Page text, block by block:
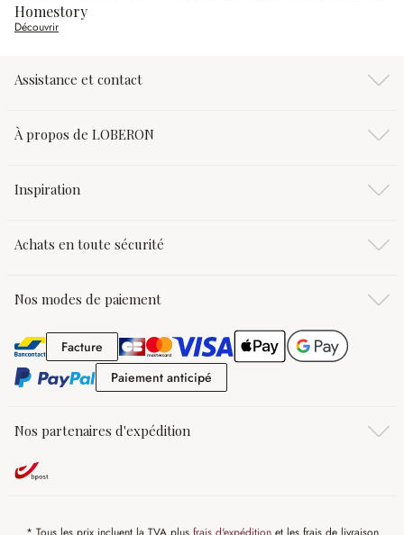
Homestory
Découvrir
Assistance et contact
À propos de LOBERON
Inspiration
Achats en toute sécurité
Nos modes de paiement
Facture Facture
Paiement anticipé
Nos partenaires d'expédition